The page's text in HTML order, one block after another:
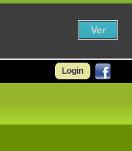
Login
Ver